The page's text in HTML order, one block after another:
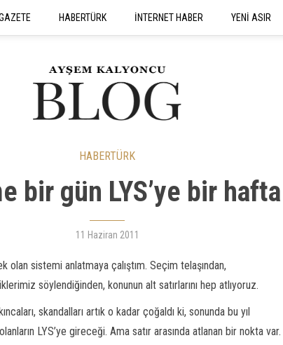
HABERTÜRK İNTERNET HABER YENİ ASIR
SEYAHATNAME
HABERTÜRK
bir gün LYS’ye bir hafta
11 Haziran 2011
olan sistemi anlatmaya çalıştım. Seçim telaşından,
söylendiğinden, konunun alt satırlarını hep atlıyoruz.
skandalları artık o kadar çoğaldı ki, sonunda bu yıl
LYS’ye gireceği. Ama satır arasında atlanan bir nokta var.